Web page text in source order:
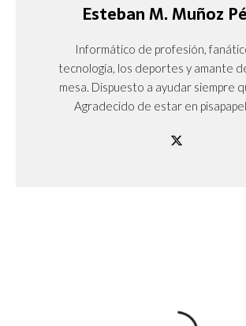
Esteban M. Muñoz
Informático de profesión,
tecnología, los deportes y amante
mesa. Dispuesto a ayudar siempre
Agradecido de estar en